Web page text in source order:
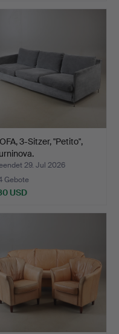
3-Sitzer, "Petito",
29. Jul 2026
Gebote
USD